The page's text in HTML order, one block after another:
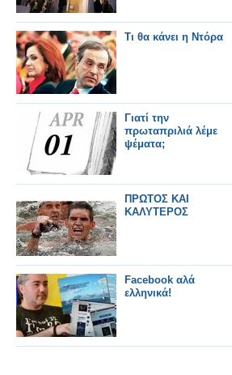
Τι θα κάνει η Ντόρα
Γιατί την
πρωταπριλιά λέμε
ψέματα;
ΠΡΩΤΟΣ ΚΑΙ
ΚΑΛΥΤΕΡΟΣ
Facebook αλά
ελληνικά!